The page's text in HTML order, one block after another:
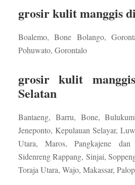
grosir kulit manggis
Boalemo, Bone Bolango,
Pohuwato, Gorontalo
grosir kulit
Selatan
Bantaeng, Barru, Bone,
Jeneponto, Kepulauan Selayar,
Utara, Maros, Pangkajene dan
Sidenreng Rappang, Sinjai,
Toraja Utara, Wajo, Makassar,